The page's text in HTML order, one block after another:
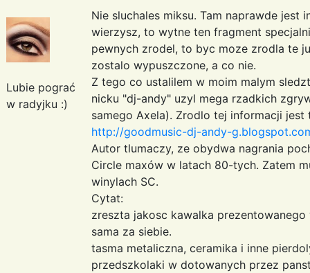
Lubie pograć
w radyjku :)
Nie sluchales miksu. Tam naprawde
wierzysz, to wytne ten fragment
pewnych zrodel, to byc moze zrodla te
zostalo wypuszczone, a co nie.
Z tego co ustalilem w moim malym
nicku "dj-andy" uzyl mega rzadkich
samego Axela). Zrodlo tej informacji
http://goodmusic-dj-andy-
Autor tlumaczy, ze obydwa nagrania
Circle maxów w latach 80-tych. Zatem
winylach SC.
Cytat:
zreszta jakosc kawalka
sama za siebie.
tasma metaliczna, ceramika i inne
przedszkolaki w dotowanych przez